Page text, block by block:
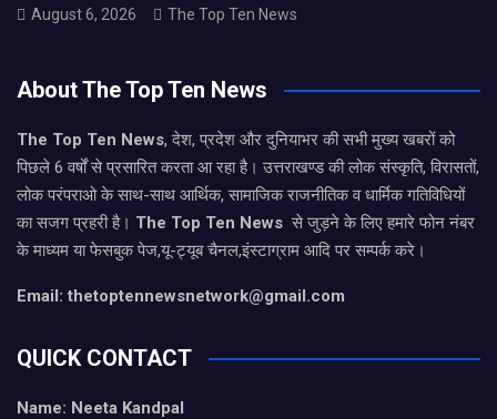
August 6, 2026 The Top Ten News
About The Top Ten News
The Top Ten News, देश, प्रदेश और दुनियाभर की सभी मुख्य खबरों को
पिछले 6 वर्षों से प्रसारित करता आ रहा है। उत्तराखण्ड की लोक संस्कृति, विरासतों,
लोक परंपराओ के साथ-साथ आर्थिक, सामाजिक राजनीतिक व धार्मिक गतिविधियों
का सजग प्रहरी है। The Top Ten News से जुड़ने के लिए हमारे फोन नंबर
के माध्यम या फेसबुक पेज,यू-ट्यूब चैनल,इंस्टाग्राम आदि पर सम्पर्क करे।
Email: thetoptennewsnetwork@gmail.com
QUICK CONTACT
Name: Neeta Kandpal